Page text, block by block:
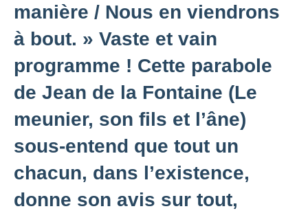
manière / Nous en viendrons
à bout. » Vaste et vain
programme ! Cette parabole
de Jean de la Fontaine (Le
meunier, son fils et l’âne)
sous-entend que tout un
chacun, dans l’existence,
donne son avis sur tout,